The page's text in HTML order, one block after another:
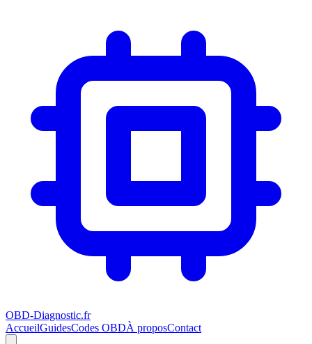
OBD-Diagnostic.fr
AccueilGuidesCodes OBDÀ proposContact